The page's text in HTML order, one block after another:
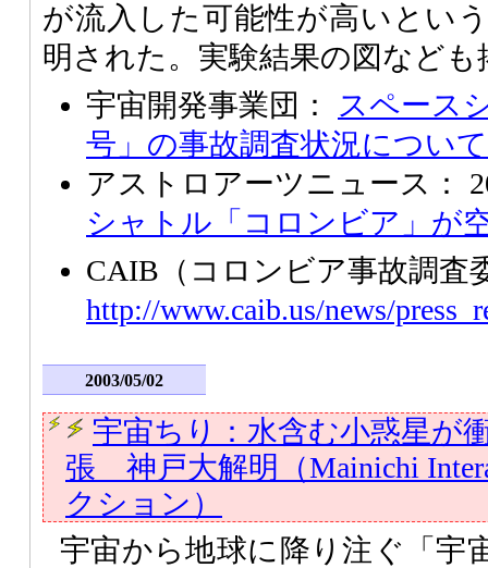
が流入した可能性が高いとい
明された。実験結果の図など
宇宙開発事業団： スペース
号」の事故調査状況について
アストロアーツニュース：
シャトル「コロンビア」が
CAIB（コロンビア事故調査
http://www.caib.us/news/
2003/05/02
宇宙ちり：水含む小惑星が
張 神戸大解明（Mainichi
クション）
宇宙から地球に降り注ぐ「宇